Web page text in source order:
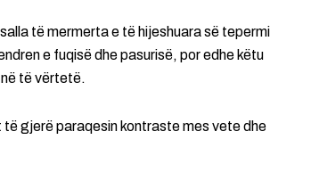
të mermerta e të hijeshuara së tepermi
e fuqisë dhe pasurisë, por edhe këtu
të vërtetë.
gjerë paraqesin kontraste mes vete dhe